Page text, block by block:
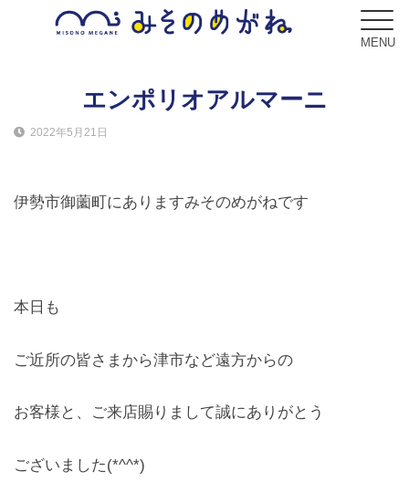
MENU
サービス
Service
フレーム
Lens
エンポリオアルマーニ
2022年5月21日
伊勢市御薗町にありますみそのめがねです
本日も
ご近所の皆さまから津市など遠方からの
お客様と、ご来店賜りまして誠にありがとう
ございました(*^^*)